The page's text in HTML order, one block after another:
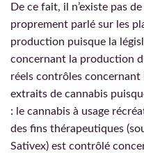
De ce fait, il n’existe pas
proprement parlé sur les
production puisque la
concernant la production
réels contrôles
extraits de cannabis
: le cannabis à usage
des fins thérapeutiques
Sativex) est contrôlé